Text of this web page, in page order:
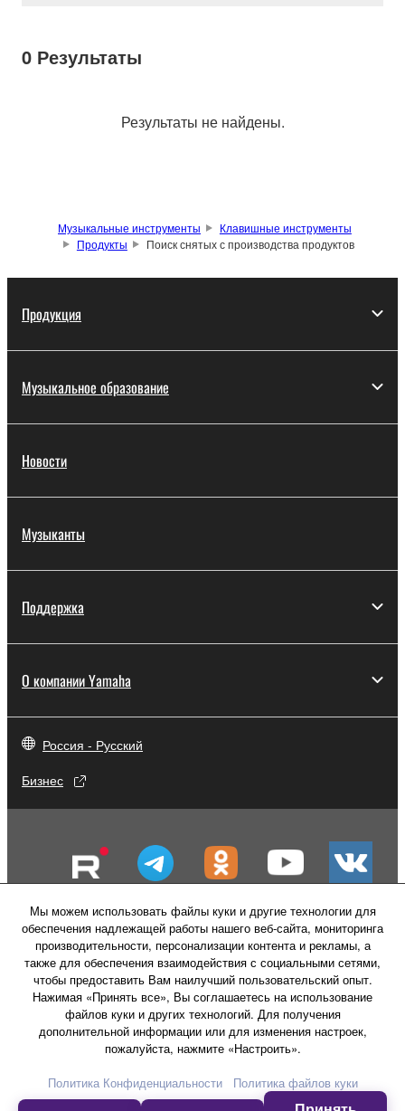
0 Результаты
Результаты не найдены.
Музыкальные инструменты
Клавишные инструменты
Продукты
Поиск снятых с производства продуктов
Продукция
Музыкальное образование
Новости
Музыканты
Поддержка
О компании Yamaha
Россия - Русский
Бизнес
Мы можем использовать файлы куки и другие технологии для
обеспечения надлежащей работы нашего веб-сайта, мониторинга
производительности, персонализации контента и рекламы, а
также для обеспечения взаимодействия с социальными сетями,
чтобы предоставить Вам наилучший пользовательский опыт.
Нажимая «Принять все», Вы соглашаетесь на использование
файлов куки и других технологий. Для получения
дополнительной информации или для изменения настроек,
пожалуйста, нажмите «Настроить».
Политика Конфиденциальности
Политика файлов куки
Свяжитесь с намиУсловия использования
Политика конфиденциальности
Политика в отношении файлов куки